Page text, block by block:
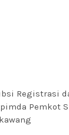
Registrasi
Pemkot